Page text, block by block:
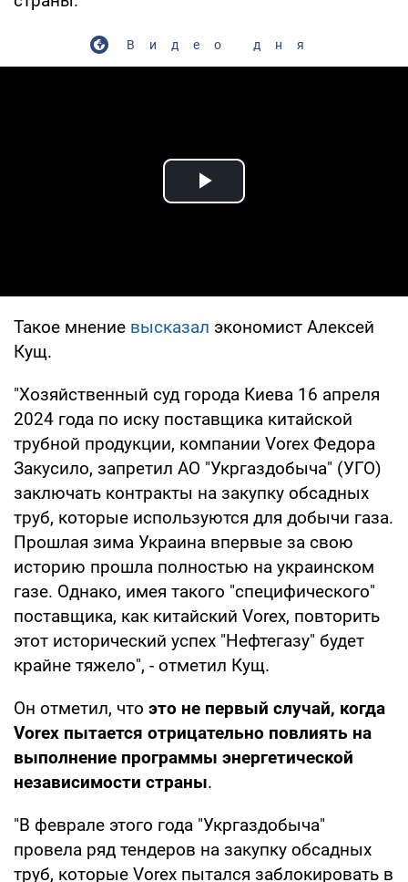
Видео дня
Play Video
Такое мнение высказал экономист Алексей
Кущ.
"Хозяйственный суд города Киева 16 апреля
2024 года по иску поставщика китайской
трубной продукции, компании Vorex Федора
Закусило, запретил АО "Укргаздобыча" (УГО)
заключать контракты на закупку обсадных
труб, которые используются для добычи газа.
Прошлая зима Украина впервые за свою
историю прошла полностью на украинском
газе. Однако, имея такого "специфического"
поставщика, как китайский Vorex, повторить
этот исторический успех "Нефтегазу" будет
крайне тяжело", - отметил Кущ.
Он отметил, что это не первый случай, когда
Vorex пытается отрицательно повлиять на
выполнение программы энергетической
независимости страны.
"В феврале этого года "Укргаздобыча"
провела ряд тендеров на закупку обсадных
труб, которые Vorex пытался заблокировать в